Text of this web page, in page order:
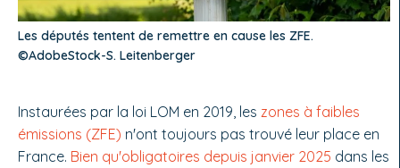
Les députés tentent de remettre en cause les ZFE.
©AdobeStock-S. Leitenberger
Instaurées par la loi LOM en 2019, les zones à faibles
émissions (ZFE) n'ont toujours pas trouvé leur place en
France. Bien qu'obligatoires depuis janvier 2025 dans les